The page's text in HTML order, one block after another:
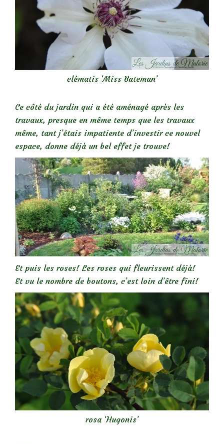
clématis ‘Miss Bateman’
Ce côté du jardin qui a été aménagé après les
travaux, presque en même temps que les travaux
même, tant j’étais impatiente d’investir ce nouvel
espace, donne déjà un bel effet je trouve!
Et puis les roses! Les roses qui fleurissent déjà!
Et vu le nombre de boutons, c’est loin d’être fini!
rosa ‘Hugonis’